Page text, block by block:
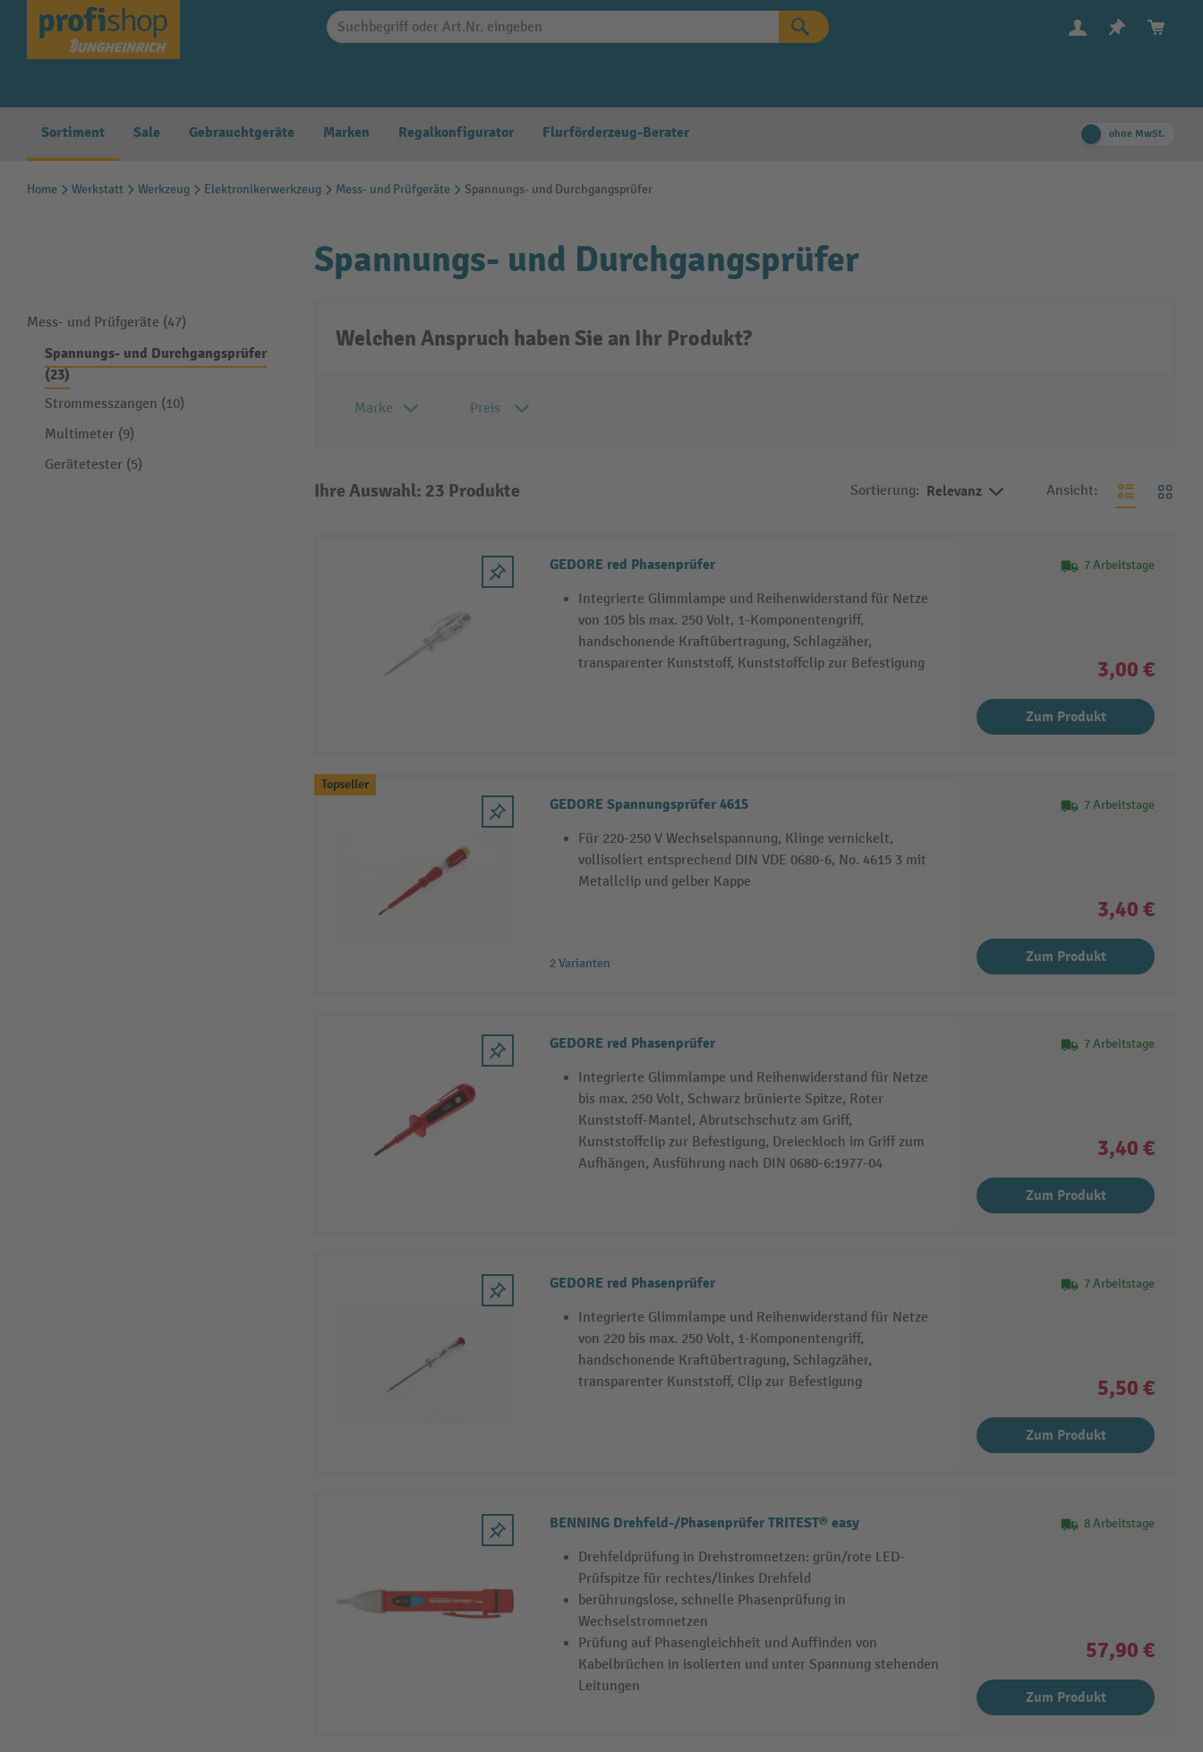
Zur Hauptnavigation springen
Sortiment Sale Gebrauchtgeräte Marken Regalkonfigurator Flurförderzeug-Berater ohne MwSt.
Home Werkstatt Werkzeug Elektronikerwerkzeug Mess- und Prüfgeräte Spannungs- und Durchgangsprüfer
Mess- und Prüfgeräte (47)
Spannungs- und Durchgangsprüfer
(23)
Strommesszangen (10)
Multimeter (9)
Gerätetester (5)
Spannungs- und Durchgangsprüfer
Welchen Anspruch haben Sie an Ihr Produkt?
Marke Preis
Ihre Auswahl: 23 Produkte Sortierung: Relevanz Ansicht:
GEDORE red Phasenprüfer
Integrierte Glimmlampe und Reihenwiderstand für Netze
von 105 bis max. 250 Volt, 1-Komponentengriff,
handschonende Kraftübertragung, Schlagzäher,
transparenter Kunststoff, Kunststoffclip zur Befestigung
7 Arbeitstage
3,00 €
Zum Produkt
Topseller
GEDORE Spannungsprüfer 4615
Für 220-250 V Wechselspannung, Klinge vernickelt,
vollisoliert entsprechend DIN VDE 0680-6, No. 4615 3 mit
Metallclip und gelber Kappe
2 Varianten
7 Arbeitstage
3,40 €
Zum Produkt
GEDORE red Phasenprüfer
Integrierte Glimmlampe und Reihenwiderstand für Netze
bis max. 250 Volt, Schwarz brünierte Spitze, Roter
Kunststoff-Mantel, Abrutschschutz am Griff,
Kunststoffclip zur Befestigung, Dreieckloch im Griff zum
Aufhängen, Ausführung nach DIN 0680-6:1977-04
7 Arbeitstage
3,40 €
Zum Produkt
GEDORE red Phasenprüfer
Integrierte Glimmlampe und Reihenwiderstand für Netze
von 220 bis max. 250 Volt, 1-Komponentengriff,
handschonende Kraftübertragung, Schlagzäher,
transparenter Kunststoff, Clip zur Befestigung
7 Arbeitstage
5,50 €
Zum Produkt
BENNING Drehfeld-/Phasenprüfer TRITEST® easy
Drehfeldprüfung in Drehstromnetzen: grün/rote LED-
Prüfspitze für rechtes/linkes Drehfeld
berührungslose, schnelle Phasenprüfung in
Wechselstromnetzen
Prüfung auf Phasengleichheit und Auffinden von
Kabelbrüchen in isolierten und unter Spannung stehenden
Leitungen
8 Arbeitstage
57,90 €
Zum Produkt